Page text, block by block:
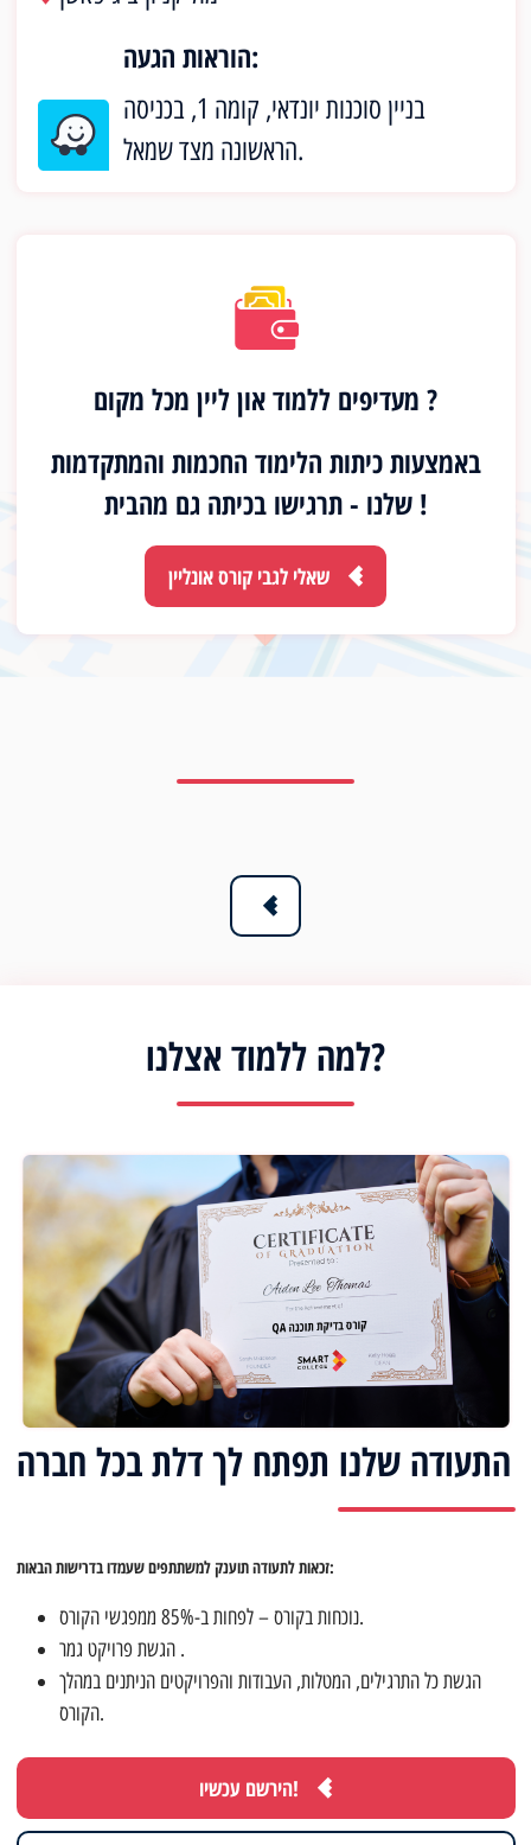
הוראות הגעה:
בניין סוכנות יונדאי, קומה 1, בכניסה
הראשונה מצד שמאל.
מעדיפים ללמוד און ליין מכל מקום ?
באמצעות כיתות הלימוד החכמות והמתקדמות
שלנו - תרגישו בכיתה גם מהבית !
שאלי לגבי קורס אונליין
למה ללמוד אצלנו?
התעודה שלנו תפתח לך דלת בכל חברה
זכאות לתעודה תוענק למשתתפים שעמדו בדרישות הבאות:
נוכחות בקורס – לפחות ב-85% ממפגשי הקורס.
הגשת פרויקט גמר .
הגשת כל התרגילים, המטלות, העבודות והפרויקטים הניתנים במהלך
הקורס.
הירשם עכשיו!